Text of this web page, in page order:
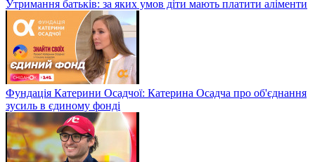
Утримання батьків: за яких умов діти мають платити аліменти
Фундація Катерини Осадчої: Катерина Осадча про об'єднання
зусиль в єдиному фонді